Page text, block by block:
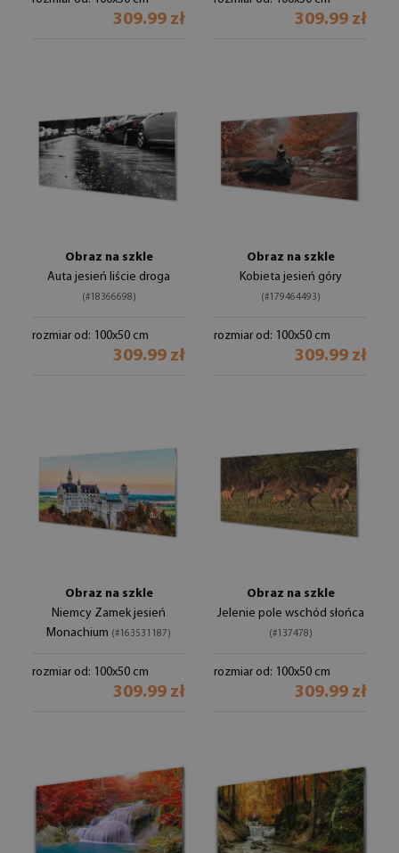
309.99 zł 309.99 zł
Obraz na szkle
Auta jesień liście droga
(#18366698)
rozmiar od: 100x50 cm
309.99 zł
Obraz na szkle
Kobieta jesień góry
(#179464493)
rozmiar od: 100x50 cm
309.99 zł
Obraz na szkle
Niemcy Zamek jesień
Monachium (#163531187)
rozmiar od: 100x50 cm
309.99 zł
Obraz na szkle
Jelenie pole wschód słońca
(#137478)
rozmiar od: 100x50 cm
309.99 zł